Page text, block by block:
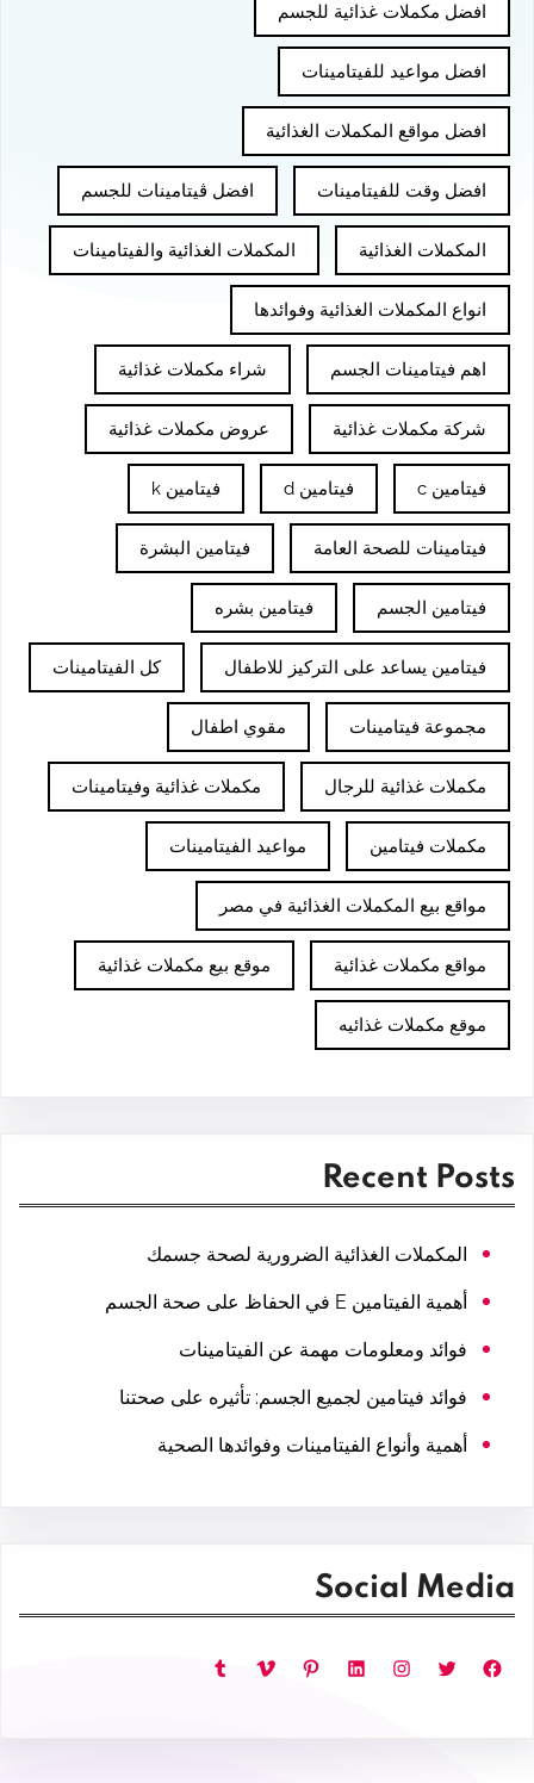
افضل مكملات غذائية للجسم
افضل مواعيد للفيتامينات
افضل مواقع المكملات الغذائية
افضل وقت للفيتامينات افضل ڤيتامينات للجسم
المكملات الغذائية المكملات الغذائية والفيتامينات
انواع المكملات الغذائية وفوائدها
اهم فيتامينات الجسم شراء مكملات غذائية
شركة مكملات غذائية عروض مكملات غذائية
فيتامين c فيتامين d فيتامين k
فيتامينات للصحة العامة فيتامين البشرة
فيتامين الجسم فيتامين بشره
فيتامين يساعد على التركيز للاطفال كل الفيتامينات
مجموعة فيتامينات مقوي اطفال
مكملات غذائية للرجال مكملات غذائية وفيتامينات
مكملات فيتامين مواعيد الفيتامينات
مواقع بيع المكملات الغذائية في مصر
مواقع مكملات غذائية موقع بيع مكملات غذائية
موقع مكملات غذائيه
Recent Posts
المكملات الغذائية الضرورية لصحة جسمك
أهمية الفيتامين E في الحفاظ على صحة الجسم
فوائد ومعلومات مهمة عن الفيتامينات
فوائد فيتامين لجميع الجسم: تأثيره على صحتنا
أهمية وأنواع الفيتامينات وفوائدها الصحية
Social Media
فيسبوك تويتر إنستجرام لينكد إن بينتريست فيميو تمبلر